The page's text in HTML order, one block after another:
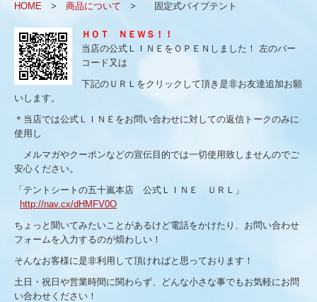
ゴルフ用防球ネット 強力タイプ（オンラインショップ）
鳥よけ防鳥ネット 強力タイプ（オンラインショップ）
軟式野球用防球ネット 強力タイプ（オンラインショップ）
硬式野球用防球ネット 強力タイプ（オンラインショップ）
高耐久性トラックシート【防炎】
フォークリフトカバー
その他
商品ラインナップ
雪よけ防雪ネット
HOME > 商品について > 固定式パイプテント
ＨＯＴ ＮＥＷＳ！！
当店の公式ＬＩＮＥをＯＰＥＮしました！ 左のバー
コード又は
下記のＵＲＬをクリックして頂き是非お友達追加お願
いします。
＊当店では公式ＬＩＮＥをお問い合わせに対しての返信トークのみに
使用し
メルマガやクーポンなどの宣伝目的では一切使用致しませんのでご
安心ください。
「テントシートの五十嵐本店 公式ＬＩＮＥ ＵＲＬ」
http://nav.cx/dHMFV0O
ちょっと聞いてみたいことがあるけど電話をかけたり、お問い合わせ
フォームを入力するのが煩わしい！
そんなお客様に是非利用して頂ければと思っております！
土日・祝日や営業時間に関わらず、どんな小さな事でもお気軽にお問
い合わせください！